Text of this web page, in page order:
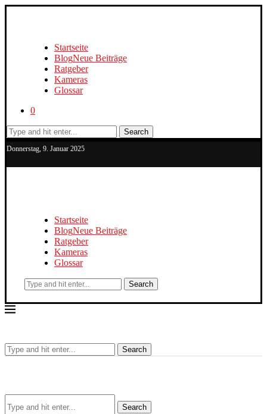
Startseite
BlogNeue Beiträge
Ratgeber
Kameras
Glossar
0
Search
Donnerstag, 9. Januar 2025
Startseite
BlogNeue Beiträge
Ratgeber
Kameras
Glossar
Search
Search
Search